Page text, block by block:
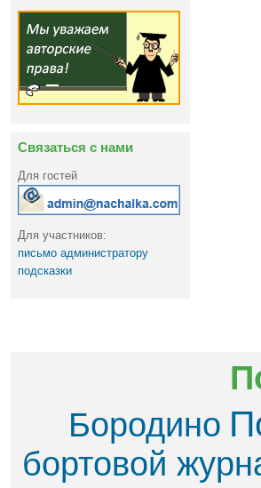
Связаться с нами
Для гостей
Для участников:
письмо администратору
подсказки
Бородино
бортовой